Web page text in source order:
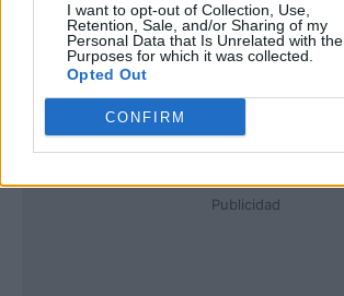
I want to opt-out of Collection, Use,
Retention, Sale, and/or Sharing of my
Personal Data that Is Unrelated with the
Purposes for which it was collected.
Opted Out
CONFIRM
Publicidad